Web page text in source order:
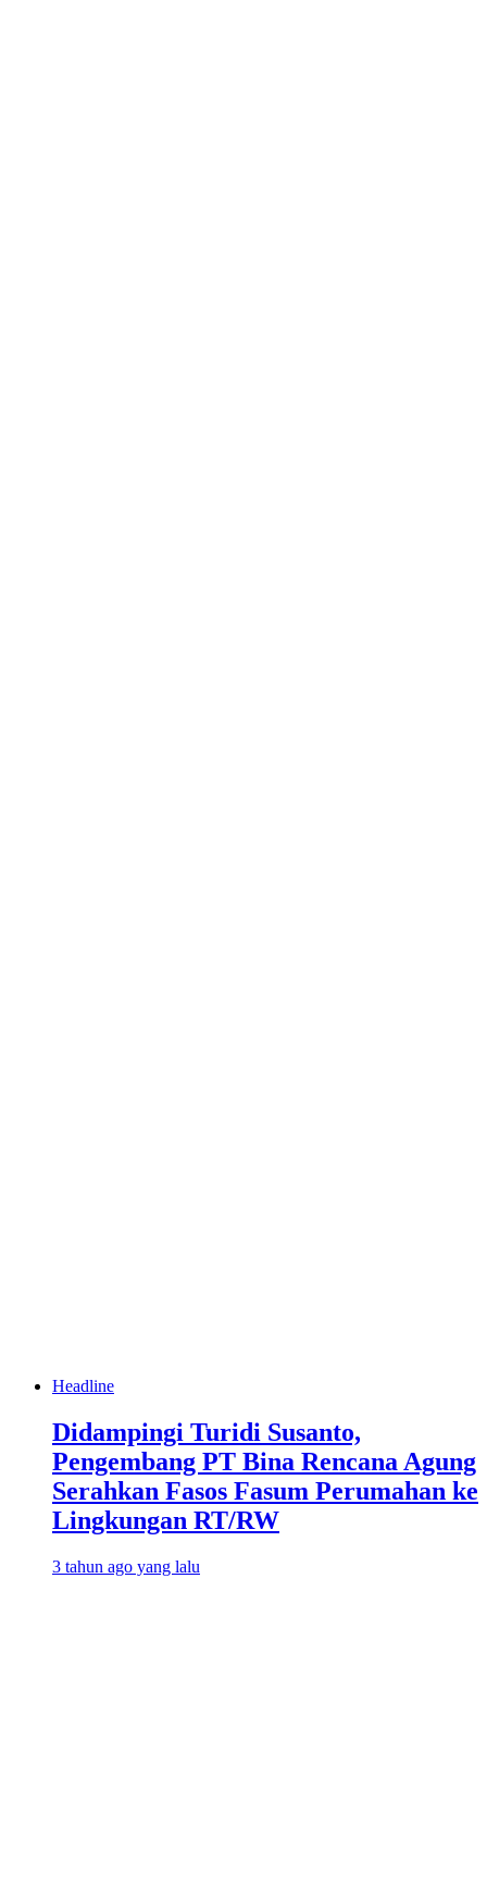
Headline
Didampingi Turidi Susanto,
Pengembang PT Bina Rencana Agung
Serahkan Fasos Fasum Perumahan ke
Lingkungan RT/RW
3 tahun ago yang lalu